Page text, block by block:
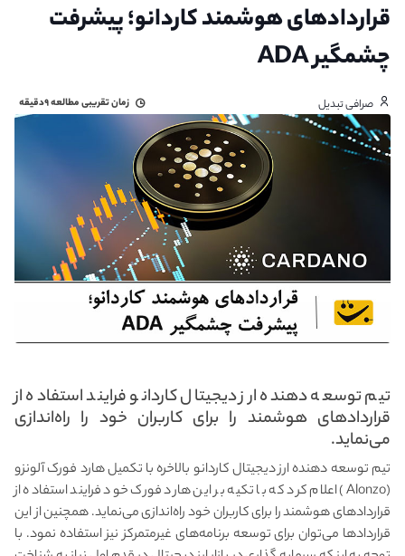
قراردادهای هوشمند کاردانو؛ پیشرفت
چشمگیر ADA
صرافی تبدیل زمان تقریبی مطالعه۹دقیقه
تیم توسعه دهنده ارز دیجیتال کاردانو فرایند استفاده از
قراردادهای هوشمند را برای کاربران خود را راه‌اندازی
می‌نماید.
تیم توسعه دهنده ارز دیجیتال کاردانو بالاخره با تکمیل هارد فورک آلونزو
(Alonzo) اعلام کرد که با تکیه بر این هارد فورک خود فرایند استفاده از
قراردادهای هوشمند را برای کاربران خود راه‌اندازی می‌نماید. همچنین از این
قراردادها می‌توان برای توسعه برنامه‌های غیرمتمرکز نیز استفاده نمود. با